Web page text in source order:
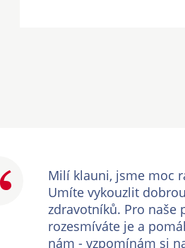
Milí klauni, jsme moc
Umíte vykouzlit
zdravotníků. Pro naše
rozesmíváte je a
nám - vzpomínám si